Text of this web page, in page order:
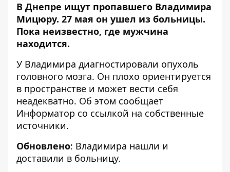
В Днепре ищут пропавшего Владимира
Мицюру. 27 мая он ушел из больницы.
Пока неизвестно, где мужчина
находится.
У Владимира диагностировали опухоль
головного мозга. Он плохо ориентируется
в пространстве и может вести себя
неадекватно. Об этом сообщает
Информатор со ссылкой на собственные
источники.
Обновлено: Владимира нашли и
доставили в больницу.